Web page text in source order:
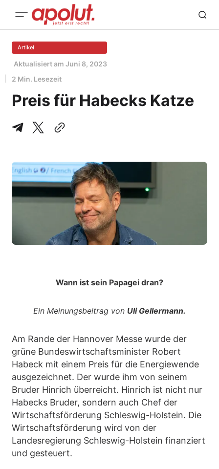
Artikel
Aktualisiert am Juni 8, 2023
2 Min. Lesezeit
Preis für Habecks Katze
Wann ist sein Papagei dran?
Ein Meinungsbeitrag von Uli Gellermann.
Am Rande der Hannover Messe wurde der
grüne Bundeswirtschaftsminister Robert
Habeck mit einem Preis für die Energiewende
ausgezeichnet. Der wurde ihm von seinem
Bruder Hinrich überreicht. Hinrich ist nicht nur
Habecks Bruder, sondern auch Chef der
Wirtschaftsförderung Schleswig-Holstein. Die
Wirtschaftsförderung wird von der
Landesregierung Schleswig-Holstein finanziert
und gesteuert.